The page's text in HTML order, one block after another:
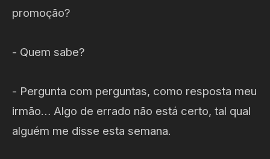
promoção?
- Quem sabe?
- Pergunta com perguntas, como resposta meu
irmão… Algo de errado não está certo, tal qual
alguém me disse esta semana.